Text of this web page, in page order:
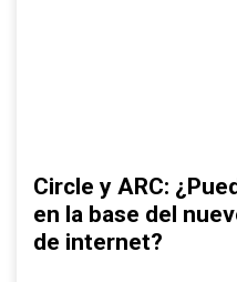
Circle y ARC:
en la base del
de internet?